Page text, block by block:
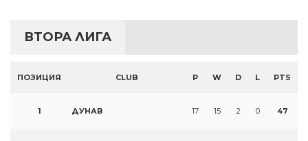
ВТОРА ЛИГА
ПОЗИЦИЯ CLUB P W D L PTS
1 ДУНАВ 17 15 2 0 47